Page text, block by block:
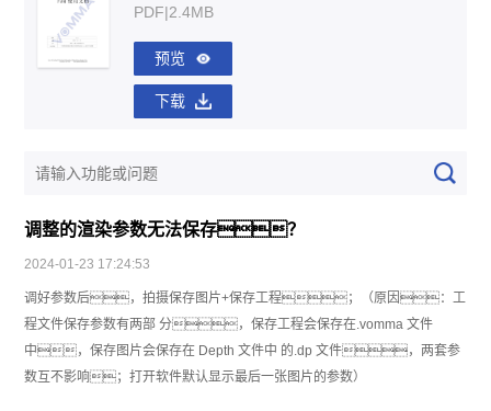
PDF|2.4MB
预览
下载
调整的渲染参数无法保存？
2024-01-23 17:24:53
调好参数后，拍摄保存图片+保存工程；（原因：工
程文件保存参数有两部 分，保存工程会保存在.vomma 文件
中，保存图片会保存在 Depth 文件中 的.dp 文件，两套参
数互不影响；打开软件默认显示最后一张图片的参数）